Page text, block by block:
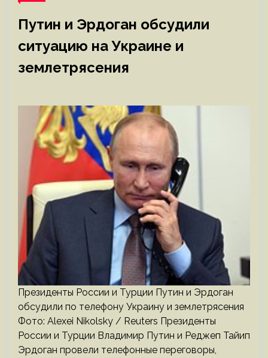
Путин и Эрдоган обсудили
ситуацию на Украине и
землетрясения
Президенты России и Турции Путин и Эрдоган
обсудили по телефону Украину и землетрясения
Фото: Alexei Nikolsky / Reuters Президенты
России и Турции Владимир Путин и Реджеп Тайип
Эрдоган провели телефонные переговоры,